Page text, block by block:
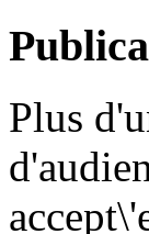
Plus